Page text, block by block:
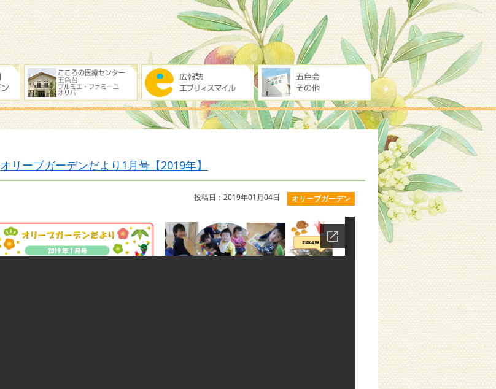
オリーブガーデンだより1月号【2019年】
オリーブガーデン
投稿日：2019年01月04日